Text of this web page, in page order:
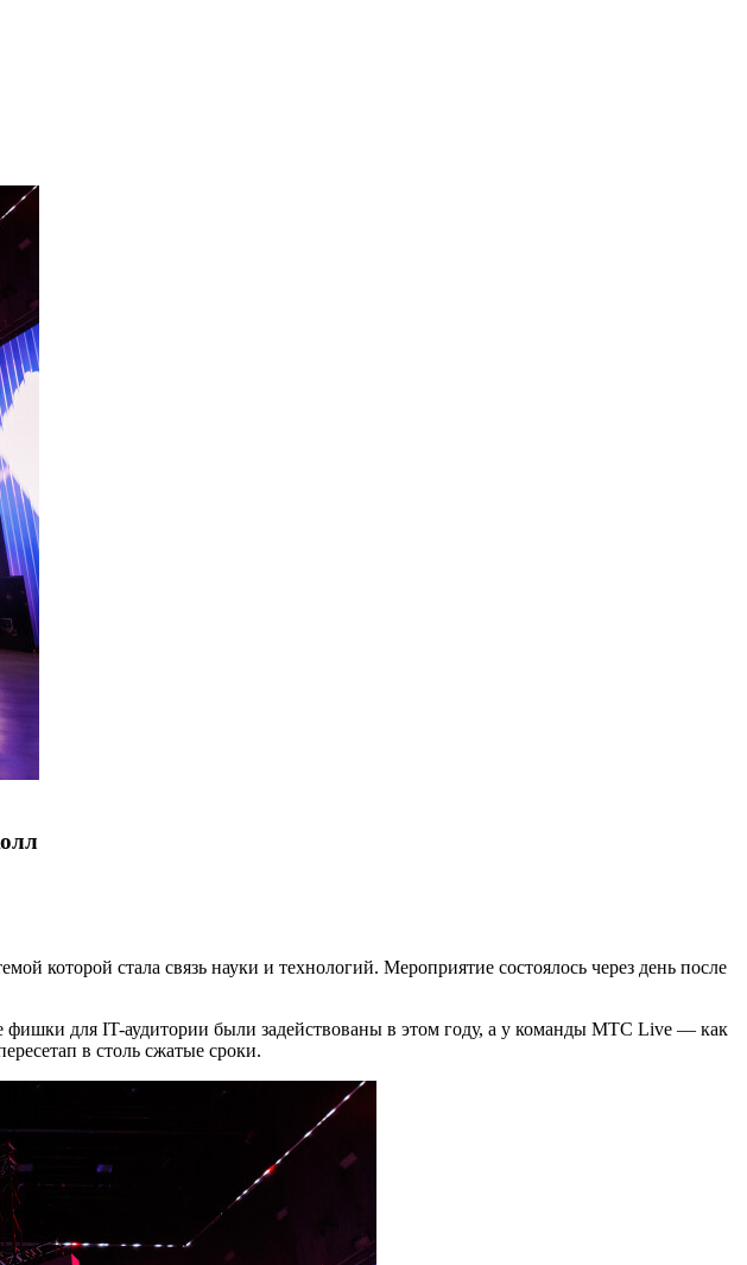
которой стала связь науки и технологий. Мероприятие состоялось через день после
фишки для IT-аудитории были задействованы в этом году, а у команды МТС Live — как
в столь сжатые сроки.